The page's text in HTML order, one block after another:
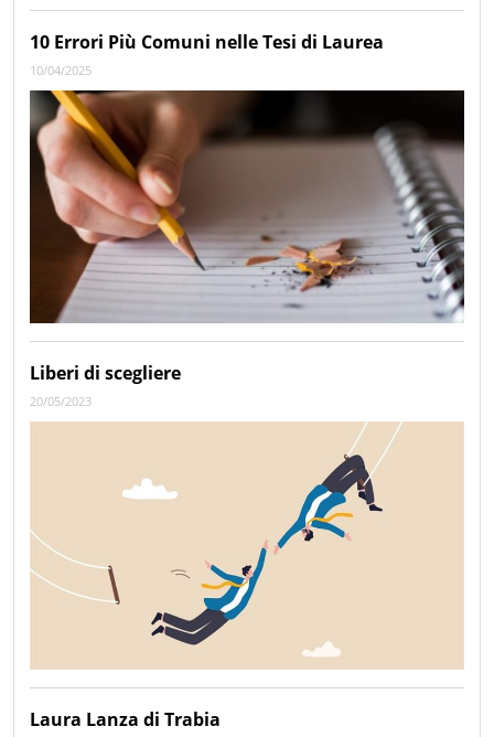
10 Errori Più Comuni nelle Tesi di Laurea
10/04/2025
Liberi di scegliere
20/05/2023
Laura Lanza di Trabia